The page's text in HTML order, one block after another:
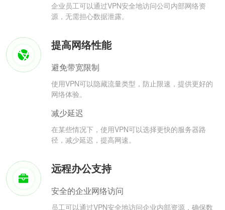
企业员工可以通过VPN安全地访问公司内部网络资
源，无需担心数据泄露。
提高网络性能
避免带宽限制
使用VPN可以隐藏流量类型，防止限速，提供更好的
网络体验。
减少延迟
在某些情况下，使用VPN可以选择更快的服务器路
径，减少延迟，提高网速。
远程办公支持
安全的企业网络访问
员工可以通过VPN安全地访问企业内部资源，确保数